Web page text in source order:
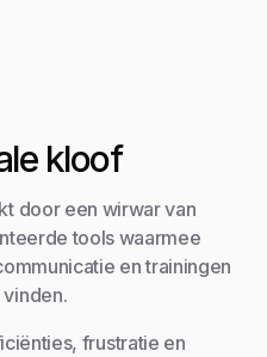
kloof
door een wirwar van
tools waarmee
en trainingen
frustratie en